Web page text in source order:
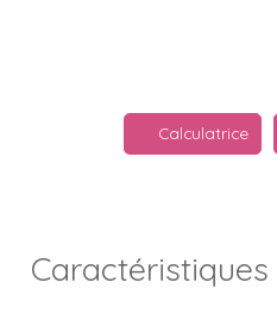
Calculatrice
Caractéristiques